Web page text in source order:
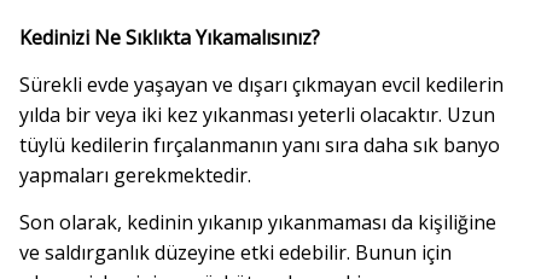
Kedinizi Ne Sıklıkta Yıkamalısınız?
Sürekli evde yaşayan ve dışarı çıkmayan evcil kedilerin
yılda bir veya iki kez yıkanması yeterli olacaktır. Uzun
tüylü kedilerin fırçalanmanın yanı sıra daha sık banyo
yapmaları gerekmektedir.
Son olarak, kedinin yıkanıp yıkanmaması da kişiliğine
ve saldırganlık düzeyine etki edebilir. Bunun için